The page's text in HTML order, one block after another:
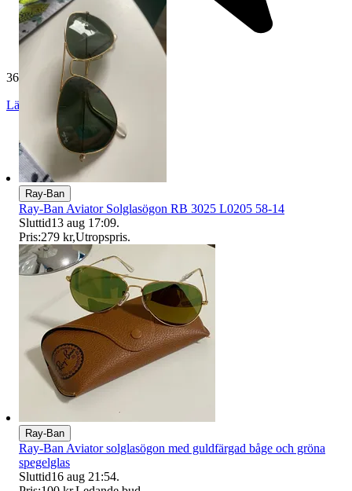
365 omdömen
Läs omdömen Följ
Ray-Ban
Ray-Ban Aviator Solglasögon RB 3025 L0205 58-14
Sluttid13 aug 17:09.
Pris:279 kr,Utropspris.
Ray-Ban
Ray-Ban Aviator solglasögon med guldfärgad båge och gröna
spegelglas
Sluttid16 aug 21:54.